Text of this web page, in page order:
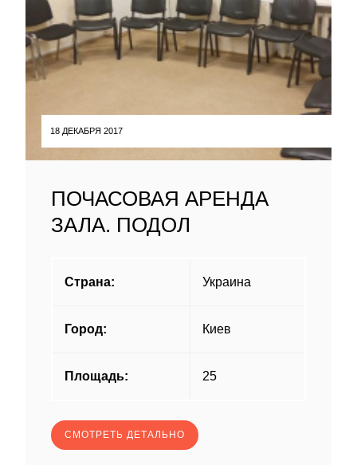
18 ДЕКАБРЯ 2017
ПОЧАСОВАЯ АРЕНДА
ЗАЛА. ПОДОЛ
Страна: Украина
Город: Киев
Площадь: 25
СМОТРЕТЬ ДЕТАЛЬНО